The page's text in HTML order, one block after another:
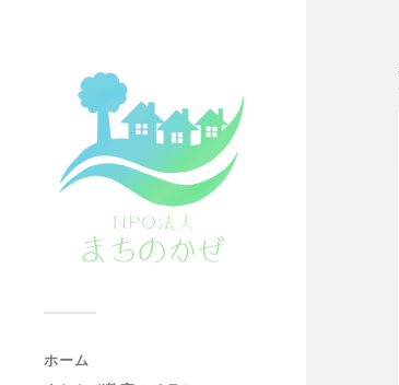
ホーム